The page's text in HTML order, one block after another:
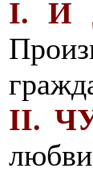
I. И
II.